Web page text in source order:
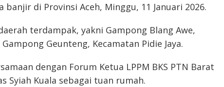
di Provinsi Aceh, Minggu, 11 Januari 2026.
terdampak, yakni Gampong Blang Awe,
Geunteng, Kecamatan Pidie Jaya.
dengan Forum Ketua LPPM BKS PTN Barat
Syiah Kuala sebagai tuan rumah.